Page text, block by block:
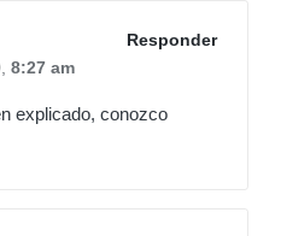
Responder
8:27 am
explicado, conozco